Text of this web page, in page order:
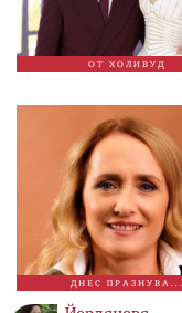
ОТ ХОЛИВУД
ДНЕС ПРАЗНУВА...